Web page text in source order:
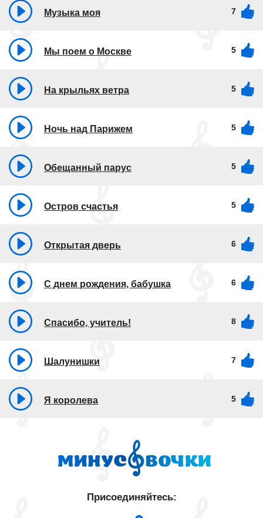
Музыка моя 7
Мы поем о Москве 5
На крыльях ветра 5
Ночь над Парижем 5
Обещанный парус 5
Остров счастья 5
Открытая дверь 6
С днем рождения, бабушка 6
Спасибо, учитель!​ 8
Шалунишки 7
Я королева 5
Присоединяйтесь: